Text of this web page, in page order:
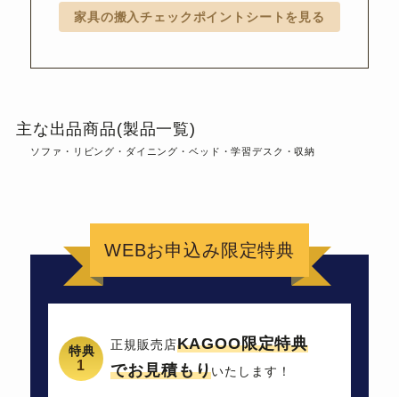
家具の搬入チェックポイントシートを見る
主な出品商品(製品一覧)
ソファ・リビング・ダイニング・ベッド・学習デスク・収納
WEBお申込み限定特典
正規販売店KAGOO限定特典
でお見積もりいたします！